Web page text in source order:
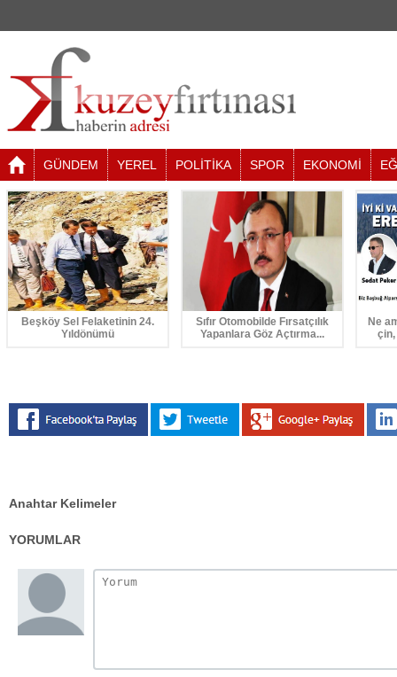
GÜNDEM YEREL POLİTİKA SPOR EKONOMİ
Beşköy Sel Felaketinin 24.
Yıldönümü
Sıfır Otomobilde Fırsatçılık
Yapanlara Göz Açtırma...
Ne
Anahtar Kelimeler
YORUMLAR